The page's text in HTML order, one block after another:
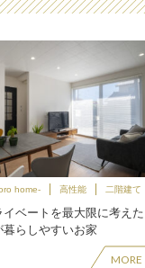
home- 高性能 二階建て
イベートを最大限に考えた
暮らしやすいお家
MORE